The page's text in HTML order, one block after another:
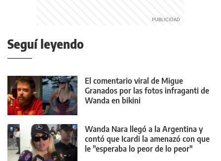
Seguí leyendo
El comentario viral de Migue
Granados por las fotos infraganti de
Wanda en bikini
Wanda Nara llegó a la Argentina y
contó que Icardi la amenazó con que
le "esperaba lo peor de lo peor"